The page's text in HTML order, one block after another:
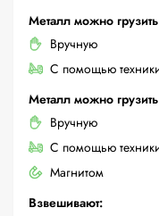
Металл можно
Вручную
С помощью
Металл можно
Вручную
С помощью
Магнитом
Взвешивают: